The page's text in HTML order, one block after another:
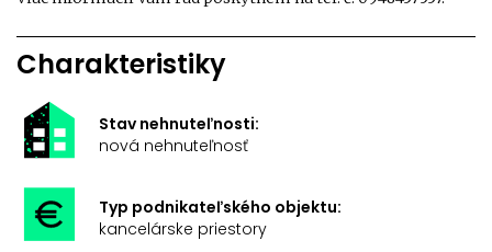
Charakteristiky
Stav nehnuteľnosti:
nová nehnuteľnosť
Typ podnikateľského objektu:
kancelárske priestory